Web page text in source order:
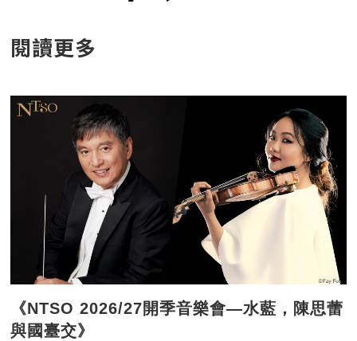
閱讀更多
《NTSO 2026/27開季音樂會—水藍，陳思蕾
與國臺交》